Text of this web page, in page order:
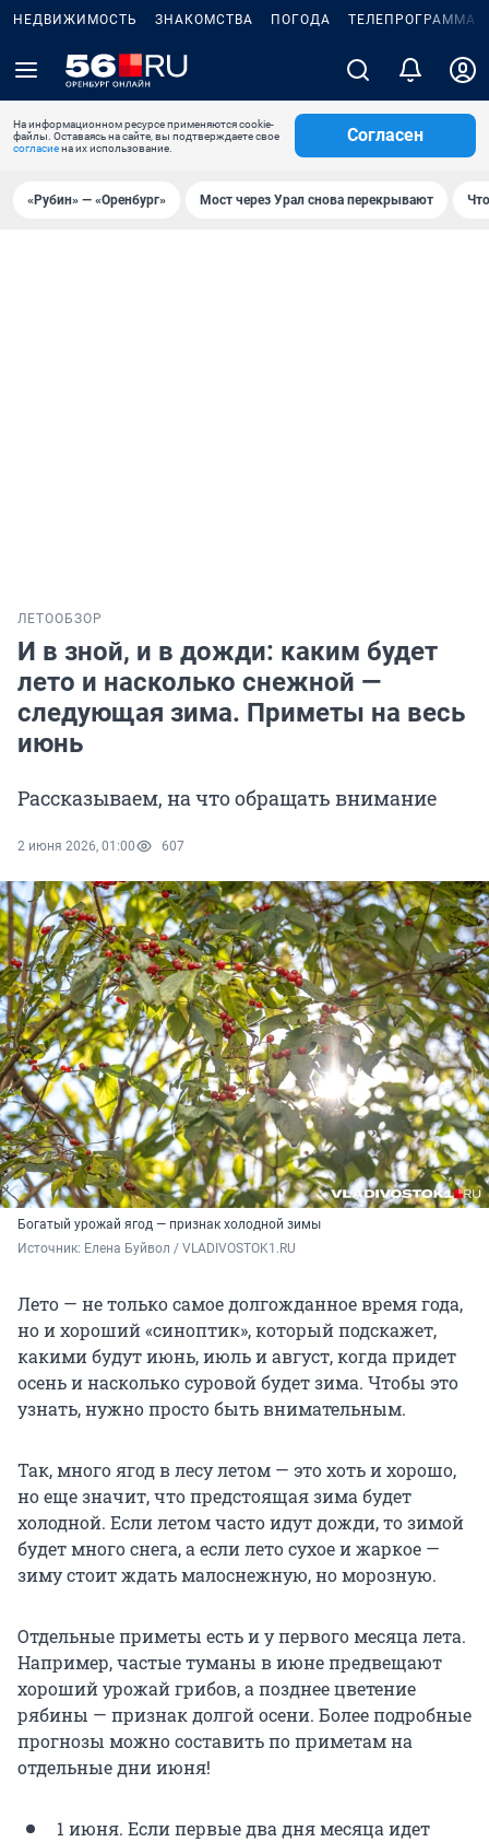
НЕДВИЖИМОСТЬ ЗНАКОМСТВА ПОГОДА ТЕЛЕПРОГРАММА
На информационном ресурсе применяются cookie-
файлы. Оставаясь на сайте, вы подтверждаете свое
согласиена их использование.
Согласен
«Рубин» — «Оренбург» Мост через Урал снова перекрывают
ЛЕТООБЗОР
И в зной, и в дожди: каким будет
лето и насколько снежной —
следующая зима. Приметы на весь
июнь
Рассказываем, на что обращать внимание
2 июня 2026, 01:00 607
Богатый урожай ягод — признак холодной зимы
Источник: Елена Буйвол / VLADIVOSTOK1.RU
Лето — не только самое долгожданное время года,
но и хороший «синоптик», который подскажет,
какими будут июнь, июль и август, когда придет
осень и насколько суровой будет зима. Чтобы это
узнать, нужно просто быть внимательным.
Так, много ягод в лесу летом — это хоть и хорошо,
но еще значит, что предстоящая зима будет
холодной. Если летом часто идут дожди, то зимой
будет много снега, а если лето сухое и жаркое —
зиму стоит ждать малоснежную, но морозную.
Отдельные приметы есть и у первого месяца лета.
Например, частые туманы в июне предвещают
хороший урожай грибов, а позднее цветение
рябины — признак долгой осени. Более подробные
прогнозы можно составить по приметам на
отдельные дни июня!
1 июня. Если первые два дня месяца идет